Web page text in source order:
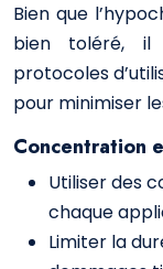
Bien que
bien toléré, il
protocoles
pour minimiser
Concentration
Utiliser des
chaque
Limiter la